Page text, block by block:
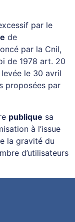
par le
de
par la Cnil,
de 1978 art. 20
levée le 30 avril
proposées par
publique sa
à l’issue
la gravité du
d’utilisateurs